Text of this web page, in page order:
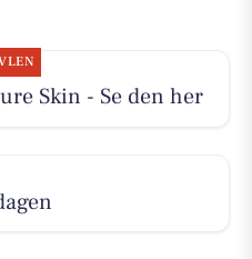
Skin - Se den her